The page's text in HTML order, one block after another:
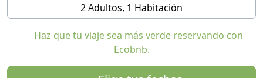
La Suite para Huéspedes independiente tiene
aproximadamente 35 m² y cuenta con calefacción y aire
acondicionado en ambas habitaciones. Habitación con
cómoda cama doble (160x200 cm), agradable sala de
estar con cocina americana, mesa de comedor
2 Adultos, 1 Habitación
Haz que tu viaje sea más verde reservando con
Ecobnb.